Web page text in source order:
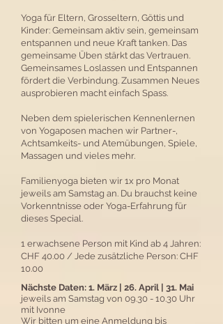
Yoga für Eltern, Grosseltern, Göttis und
Kinder: Gemeinsam aktiv sein, gemeinsam
entspannen und neue Kraft tanken. Das
gemeinsame Üben stärkt das Vertrauen.
Gemeinsames Loslassen und Entspannen
fördert die Verbindung. Zusammen Neues
ausprobieren macht einfach Spass.
Neben dem spielerischen Kennenlernen
von Yogaposen machen wir Partner-,
Achtsamkeits- und Atemübungen, Spiele,
Massagen und vieles mehr.
Familienyoga bieten wir 1x pro Monat
jeweils am Samstag an. Du brauchst keine
Vorkenntnisse oder Yoga-Erfahrung für
dieses Special.
1 erwachsene Person mit Kind ab 4 Jahren:
CHF 40.00 / Jede zusätzliche Person: CHF
10.00
Nächste Daten: 1. März | 26. April | 31. Mai
jeweils am Samstag von 09.30 - 10.30 Uhr
mit Ivonne
Wir bitten um eine Anmeldung bis